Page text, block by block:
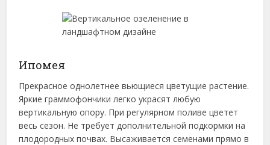
Ипомея
Прекрасное однолетнее вьющиеся цветущие растение.
Яркие граммофончики легко украсят любую
вертикальную опору. При регулярном поливе цветет
весь сезон. Не требует дополнительной подкормки на
плодородных почвах. Высаживается семенами прямо в